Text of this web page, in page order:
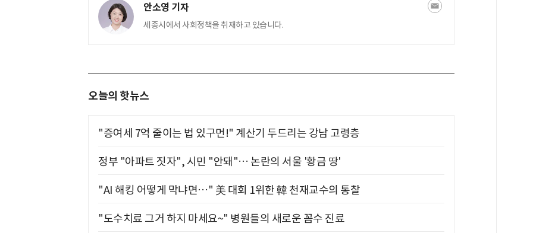
안소영 기자
세종시에서 사회정책을 취재하고 있습니다.
오늘의 핫뉴스
"증여세 7억 줄이는 법 있구먼!" 계산기 두드리는 강남 고령층
정부 "아파트 짓자", 시민 "안돼"… 논란의 서울 '황금 땅'
"AI 해킹 어떻게 막냐면…" 美 대회 1위한 韓 천재교수의 통찰
"도수치료 그거 하지 마세요~" 병원들의 새로운 꼼수 진료